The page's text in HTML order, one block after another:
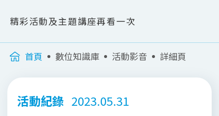
精彩活動及主題講座再看一次
首頁 數位知識庫 活動影音 詳細頁
活動紀錄 2023.05.31